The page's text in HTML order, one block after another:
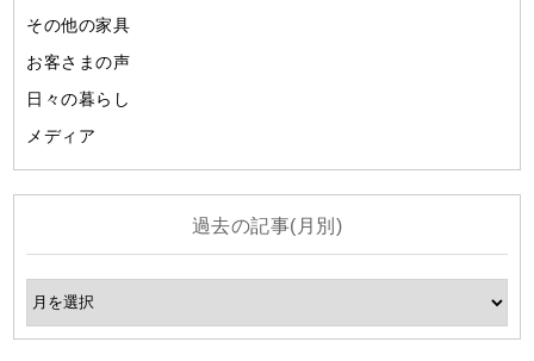
その他の家具
お客さまの声
日々の暮らし
メディア
過去の記事(月別)